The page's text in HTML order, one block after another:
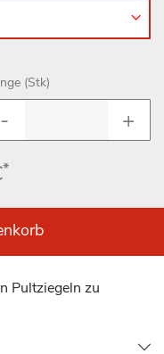
(Stk)
*
Pultziegeln zu